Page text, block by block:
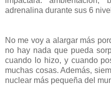
adrenalina durante sus 6
No me voy a alargar más
no hay nada que pueda
cuando lo hizo, y cuando
muchas cosas. Además,
nuclear más pequeña del